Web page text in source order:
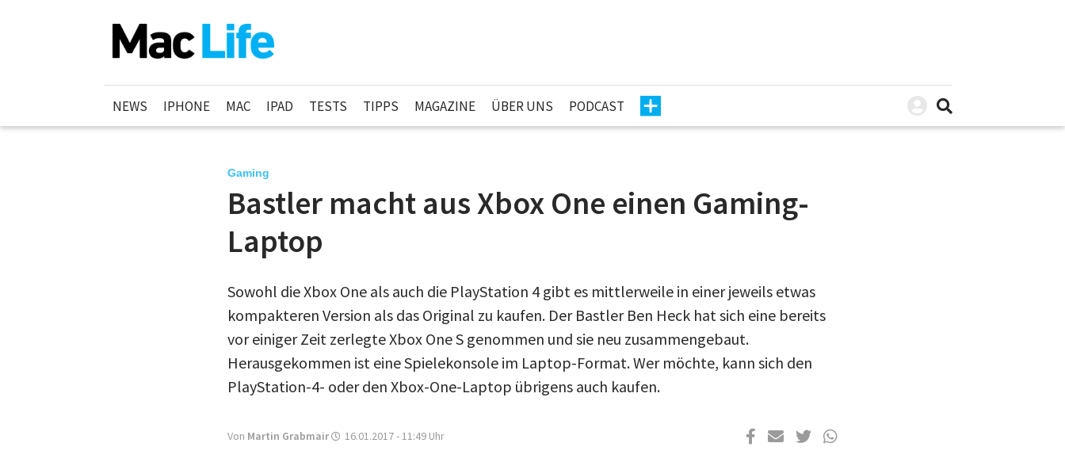
NEWS IPHONE MAC IPAD TESTS TIPPS MAGAZINE ÜBER UNS PODCAST
Gaming
Bastler macht aus Xbox One einen Gaming-
Laptop
Sowohl die Xbox One als auch die PlayStation 4 gibt es mittlerweile in einer jeweils etwas
kompakteren Version als das Original zu kaufen. Der Bastler Ben Heck hat sich eine bereits
vor einiger Zeit zerlegte Xbox One S genommen und sie neu zusammengebaut.
Herausgekommen ist eine Spielekonsole im Laptop-Format. Wer möchte, kann sich den
PlayStation-4- oder den Xbox-One-Laptop übrigens auch kaufen.
Von Martin Grabmair 16.01.2017 - 11:49 Uhr